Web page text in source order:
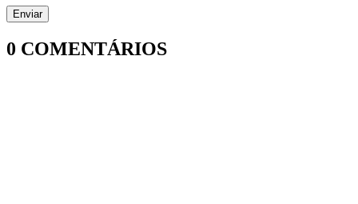
0 COMENTÁRIOS